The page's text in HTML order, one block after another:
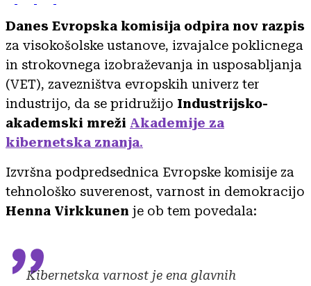
Danes Evropska komisija odpira nov razpis
za visokošolske ustanove, izvajalce poklicnega
in strokovnega izobraževanja in usposabljanja
(VET), zavezništva evropskih univerz ter
industrijo, da se pridružijo Industrijsko-
akademski mreži Akademije za
kibernetska znanja.
Izvršna podpredsednica Evropske komisije za
tehnološko suverenost, varnost in demokracijo
Henna Virkkunen je ob tem povedala:
Kibernetska varnost je ena glavnih